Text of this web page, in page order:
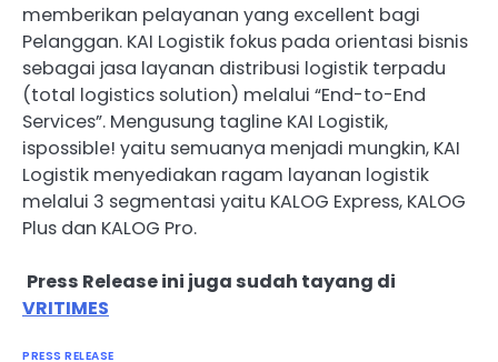
memberikan pelayanan yang excellent bagi
Pelanggan. KAI Logistik fokus pada orientasi bisnis
sebagai jasa layanan distribusi logistik terpadu
(total logistics solution) melalui “End-to-End
Services”. Mengusung tagline KAI Logistik,
ispossible! yaitu semuanya menjadi mungkin, KAI
Logistik menyediakan ragam layanan logistik
melalui 3 segmentasi yaitu KALOG Express, KALOG
Plus dan KALOG Pro.
Press Release ini juga sudah tayang di
VRITIMES
PRESS RELEASE